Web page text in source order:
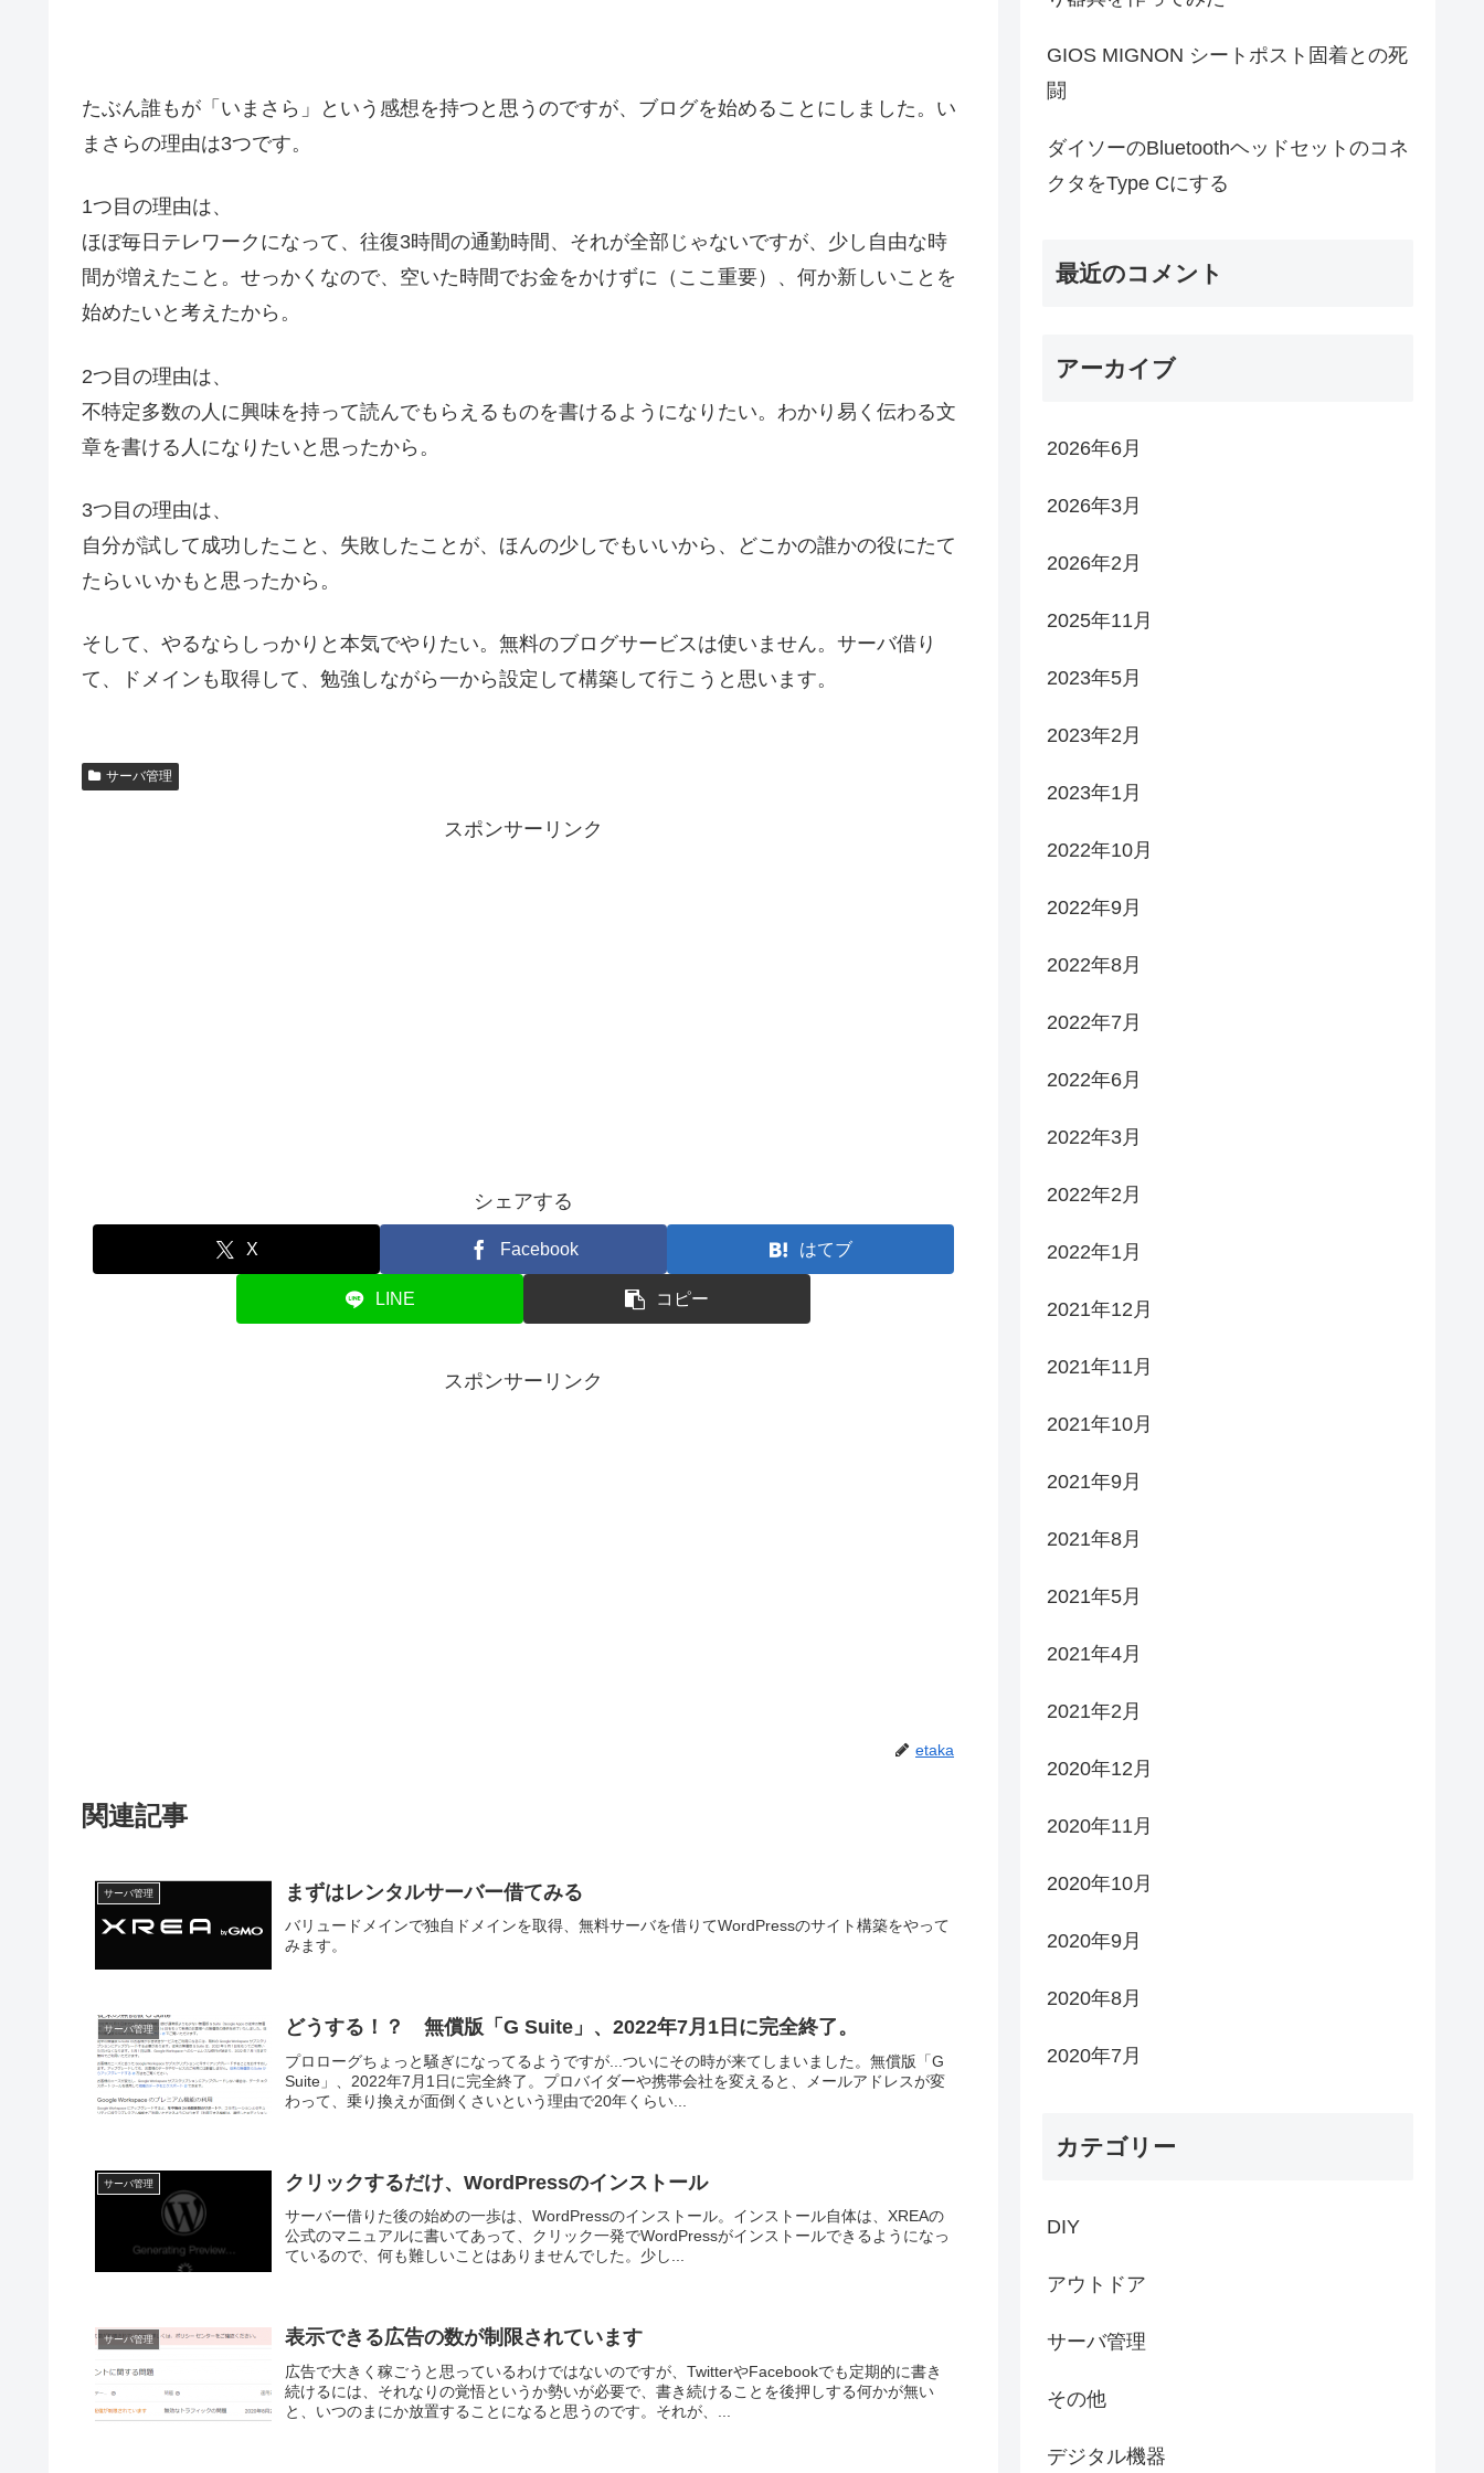
たぶん誰もが「いまさら」という感想を持つと思うのですが、ブログを始めることにしました。い
まさらの理由は3つです。
1つ目の理由は、
ほぼ毎日テレワークになって、往復3時間の通勤時間、それが全部じゃないですが、少し自由な時
間が増えたこと。せっかくなので、空いた時間でお金をかけずに（ここ重要）、何か新しいことを
始めたいと考えたから。
2つ目の理由は、
不特定多数の人に興味を持って読んでもらえるものを書けるようになりたい。わかり易く伝わる文
章を書ける人になりたいと思ったから。
3つ目の理由は、
自分が試して成功したこと、失敗したことが、ほんの少しでもいいから、どこかの誰かの役にたて
たらいいかもと思ったから。
そして、やるならしっかりと本気でやりたい。無料のブログサービスは使いません。サーバ借り
て、ドメインも取得して、勉強しながら一から設定して構築して行こうと思います。
サーバ管理
スポンサーリンク
シェアする
X Facebook はてブ
LINE コピー
スポンサーリンク
etaka
関連記事
サーバ管理 まずはレンタルサーバー借てみる
バリュードメインで独自ドメインを取得、無料サーバを借りてWordPressのサイト構築をやって
みます。
サーバ管理 どうする！？ 無償版「G Suite」、2022年7月1日に完全終了。
プロローグちょっと騒ぎになってるようですが...ついにその時が来てしまいました。無償版「G
Suite」、2022年7月1日に完全終了。プロバイダーや携帯会社を変えると、メールアドレスが変
わって、乗り換えが面倒くさいという理由で20年くらい...
サーバ管理 クリックするだけ、WordPressのインストール
サーバー借りた後の始めの一歩は、WordPressのインストール。インストール自体は、XREAの
公式のマニュアルに書いてあって、クリック一発でWordPressがインストールできるようになっ
ているので、何も難しいことはありませんでした。少し...
サーバ管理 表示できる広告の数が制限されています
広告で大きく稼ごうと思っているわけではないのですが、TwitterやFacebookでも定期的に書き
続けるには、それなりの覚悟というか勢いが必要で、書き続けることを後押しする何かが無い
と、いつのまにか放置することになると思うのです。それが、...
GIOS MIGNON シートポスト固着との死
闘
ダイソーのBluetoothヘッドセットのコネ
クタをType Cにする
最近のコメント
アーカイブ
2026年6月
2026年3月
2026年2月
2025年11月
2023年5月
2023年2月
2023年1月
2022年10月
2022年9月
2022年8月
2022年7月
2022年6月
2022年3月
2022年2月
2022年1月
2021年12月
2021年11月
2021年10月
2021年9月
2021年8月
2021年5月
2021年4月
2021年2月
2020年12月
2020年11月
2020年10月
2020年9月
2020年8月
2020年7月
カテゴリー
DIY
アウトドア
サーバ管理
その他
デジタル機器